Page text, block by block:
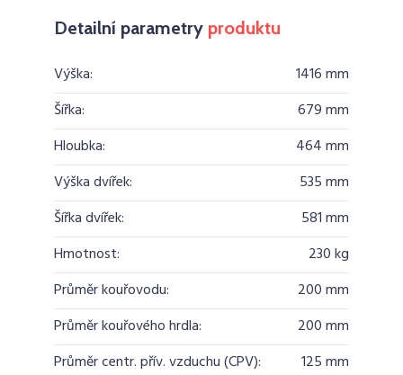
Detailní parametry produktu
Výška:
1416 mm
Šířka:
679 mm
Hloubka:
464 mm
Výška dvířek:
535 mm
Šířka dvířek:
581 mm
Hmotnost:
230 kg
Průměr kouřovodu:
200 mm
Průměr kouřového hrdla:
200 mm
Průměr centr. přív. vzduchu (CPV):
125 mm